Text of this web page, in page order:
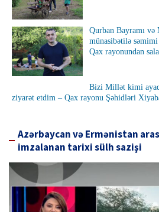
Qurban Bayramı
münasibətilə
Qax rayonundan
Bizi Millət kimi
ziyarət etdim – Qax rayonu Şəhidləri
Azərbaycan və Ermənistan
imzalanan tarixi sülh sazişi